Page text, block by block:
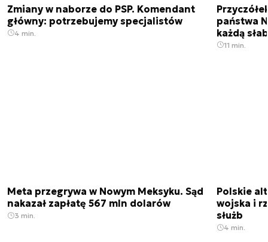
Zmiany w naborze do PSP. Komendant
główny: potrzebujemy specjalistów
4 min.
państwa
każdą
11 min.
Meta przegrywa w Nowym Meksyku. Sąd
nakazał zapłatę 567 mln dolarów
3 min.
Polskie
wojska i
służb
4 min.